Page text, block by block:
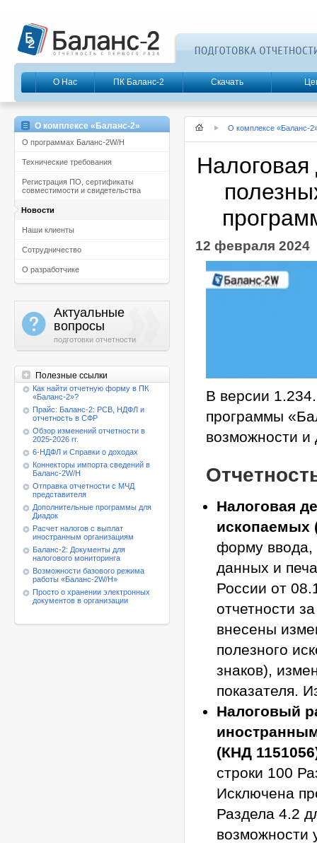
О Нас ПК Баланс-2 Скачать
О комплексе «Баланс-2»
О программах Баланс-2W/Н
Технические требования
Регистрация ПО, сертификаты
совместимости и свидетельства
Новости
Наши клиенты
Сотрудничество
О разработчике
a Актуальные
вопросы
подготовки отчетности
Полезные ссылки
Как найти отчетную форму в ПК
«Баланс-2»?
Прайс: Баланс-2: РСВ, НДФЛ и
отчетность в СФР
Обзор изменений отчетности в
2025-2026 гг.
6-НДФЛ и Справки о доходах
Коннекторы импорта сведений в
Баланс-2W/Н
Отправка отчетности с МЧД
представителя
Дополнительные программы для
Диадок
Расчет налогов с выплат
иностранным организациям
Баланс-2: Документы для
налогового мониторинга
Возможности базового режима
работы «Баланс-2W/Н»
Просто о хранении электронных
документов в организации
О комплексе «Баланс-
12 февраля 2024
В версии
программы
возможности и
Налоговая
ископаемых
форму ввода,
данных и
России от
отчетности
внесены
полезного
знаков),
показателя.
Налоговый
(КНД
строки 100
Исключена
Раздела 4.2
возможности